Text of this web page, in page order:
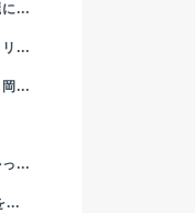
...
リ...
岡...
...
...